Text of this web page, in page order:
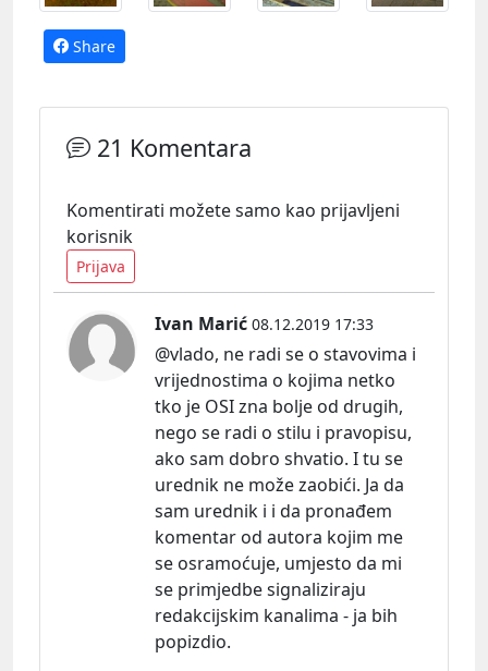
Share
21 Komentara
Komentirati možete samo kao prijavljeni
korisnik
Prijava
Ivan Marić 08.12.2019 17:33
@vlado, ne radi se o stavovima i
vrijednostima o kojima netko
tko je OSI zna bolje od drugih,
nego se radi o stilu i pravopisu,
ako sam dobro shvatio. I tu se
urednik ne može zaobići. Ja da
sam urednik i i da pronađem
komentar od autora kojim me
se osramoćuje, umjesto da mi
se primjedbe signaliziraju
redakcijskim kanalima - ja bih
popizdio.